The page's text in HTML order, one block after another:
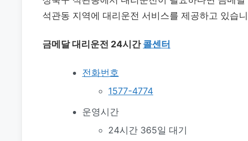
석관동 지역에 대리운전 서비스를 제공하고 있습
금메달 대리운전 24시간콜센터
전화번호
1577-4774
운영시간
24시간 365일 대기